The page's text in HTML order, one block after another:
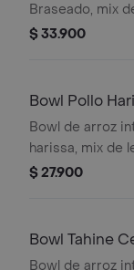
Braseado, mix
de garbanzos,
libanesa.
$ 33.900
Bowl Pollo
Bowl de arroz
harissa, mix de
garbanzos,
$ 27.900
Bowl Tahine
Bowl de arroz